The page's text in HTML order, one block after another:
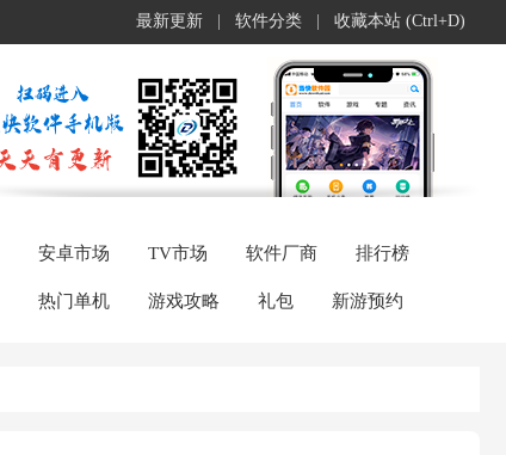
最新更新 软件分类 收藏本站 (Ctrl+D)
安卓市场 TV市场 软件厂商 排行榜
热门单机 游戏攻略 礼包 新游预约